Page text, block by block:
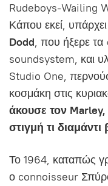
Rudeboys-Wailing
Κάπου εκεί,
Dodd, που ήξερε τα
soundsystem, και
Studio One,
κοσμάκη στις
άκουσε τον
στιγμή τι
Το 1964, καταπώς
ο connoisseur